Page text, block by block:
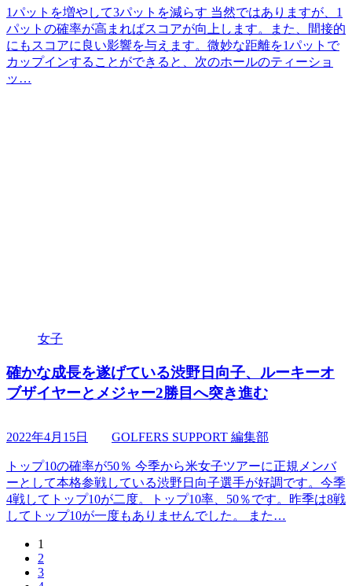
1パットを増やして3パットを減らす 当然ではありますが、1
パットの確率が高まればスコアが向上します。また、間接的
にもスコアに良い影響を与えます。微妙な距離を1パットで
カップインすることができると、次のホールのティーショ
ッ…
女子
確かな成長を遂げている渋野日向子、ルーキーオ
ブザイヤーとメジャー2勝目へ突き進む
2022年4月15日 GOLFERS SUPPORT 編集部
トップ10の確率が50％ 今季から米女子ツアーに正規メンバ
ーとして本格参戦している渋野日向子選手が好調です。今季
4戦してトップ10が二度。トップ10率、50％です。昨季は8戦
してトップ10が一度もありませんでした。 また…
1
2
3